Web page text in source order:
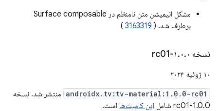
مشکل انیمیشن متن نامنظم در Surface composable
برطرف شد. ( 3163319
)
نسخه ۱ .۰.۰-rc01
۱۰ ژوئیه ۲۰۲۴
androidx.tv:tv-material:1.0.0-rc01 منتشر شد. نسخه
1.0.0-rc01 شامل
این کامیت‌ها است.